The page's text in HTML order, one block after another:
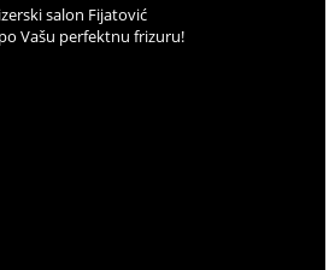
salon Fijatović
Vašu perfektnu frizuru!